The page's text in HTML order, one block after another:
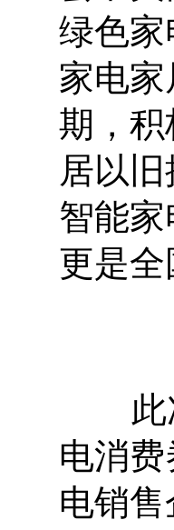
绿色家
家电
期，
居以
智能
更是全
此次
电消
电销